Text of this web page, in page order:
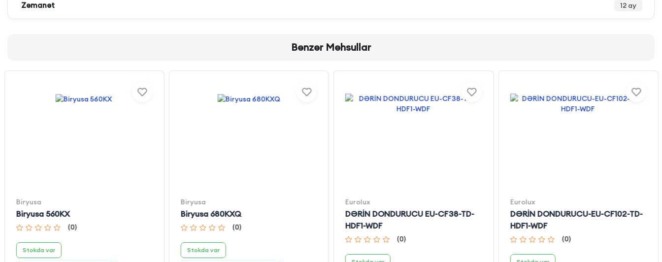
Zəmanət 12 ay
Bənzər Məhsullar
Biryusa
Biryusa 560KX
(0)
Stokda var
Biryusa
Biryusa 680KXQ
(0)
Stokda var
Eurolux
DƏRİN DONDURUCU EU-CF38-TD-
HDF1-WDF
(0)
Eurolux
DƏRİN DONDURUCU-EU-CF102-TD-
HDF1-WDF
(0)